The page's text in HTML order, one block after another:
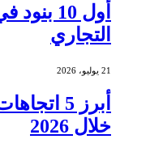
أول 10
التجاري
21 يوليو، 2026
أبرز 5
خلال 2026